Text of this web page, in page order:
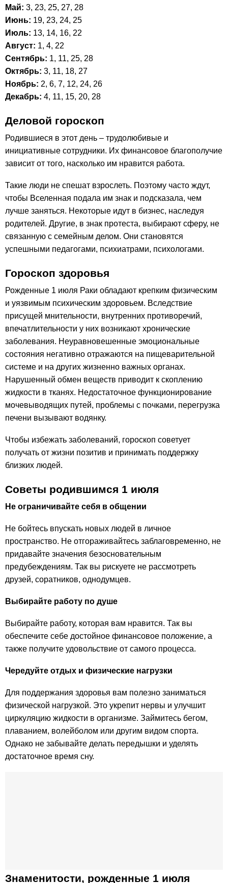
Май: 3, 23, 25, 27, 28
Июнь: 19, 23, 24, 25
Июль: 13, 14, 16, 22
Август: 1, 4, 22
Сентябрь: 1, 11, 25, 28
Октябрь: 3, 11, 18, 27
Ноябрь: 2, 6, 7, 12, 24, 26
Декабрь: 4, 11, 15, 20, 28
Деловой гороскоп
Родившиеся в этот день – трудолюбивые и
инициативные сотрудники. Их финансовое благополучие
зависит от того, насколько им нравится работа.
Такие люди не спешат взрослеть. Поэтому часто ждут,
чтобы Вселенная подала им знак и подсказала, чем
лучше заняться. Некоторые идут в бизнес, наследуя
родителей. Другие, в знак протеста, выбирают сферу, не
связанную с семейным делом. Они становятся
успешными педагогами, психиатрами, психологами.
Гороскоп здоровья
Рожденные 1 июля Раки обладают крепким физическим
и уязвимым психическим здоровьем. Вследствие
присущей мнительности, внутренних противоречий,
впечатлительности у них возникают хронические
заболевания. Неуравновешенные эмоциональные
состояния негативно отражаются на пищеварительной
системе и на других жизненно важных органах.
Нарушенный обмен веществ приводит к скоплению
жидкости в тканях. Недостаточное функционирование
мочевыводящих путей, проблемы с почками, перегрузка
печени вызывают водянку.
Чтобы избежать заболеваний, гороскоп советует
получать от жизни позитив и принимать поддержку
близких людей.
Советы родившимся 1 июля
Не ограничивайте себя в общении
Не бойтесь впускать новых людей в личное
пространство. Не отгораживайтесь заблаговременно, не
придавайте значения безосновательным
предубеждениям. Так вы рискуете не рассмотреть
друзей, соратников, однодумцев.
Выбирайте работу по душе
Выбирайте работу, которая вам нравится. Так вы
обеспечите себе достойное финансовое положение, а
также получите удовольствие от самого процесса.
Чередуйте отдых и физические нагрузки
Для поддержания здоровья вам полезно заниматься
физической нагрузкой. Это укрепит нервы и улучшит
циркуляцию жидкости в организме. Займитесь бегом,
плаванием, волейболом или другим видом спорта.
Однако не забывайте делать передышки и уделять
достаточное время сну.
Знаменитости, рожденные 1 июля